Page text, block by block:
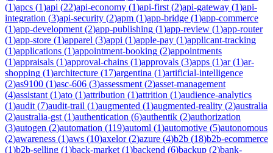
(1)apcs (1)api (22)api-economy (1)api-first (2)api-gateway (1)api-
integration (3)api-security (2)apm (1)app-bridge (1)app-commerce
(1)app-development (2)app-publishing (1)app-review (1)app-router
(1)app-store (1)apparel (3)appi (1)apple-pay (1)applicant-tracking
(1)applications (1)appointment-booking (2)appointments
(1)appraisals (1)approval-chains (1)approvals (3)apps (1)ar(1)ar-
shopping (1)architecture (17)argentina (1)artificial-intelligence
(2)as9100 (1)asc-606 (3)assessment (2)asset-management
(4)assistant (1)ato (1)attribution (1)attrition (1)audience-analytics
(1)audit (7)audit-trail (1)augmented (1)augmented-reality (2)australia
(2)australia-gst (1)authentication (6)authentik (2)authorization
(3)autogen (2)automation (119)automl (1)automotive (5)autonomous
(2)awareness (1)aws (10)axelor(2)azure (4)b2b (18)b2b-ecommerce
(1)b2b-selling (1)back-market (1)backend (6)backup (2)bank-